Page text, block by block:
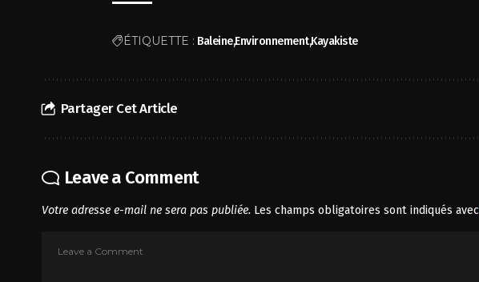
ÉTIQUETTE : BaleineEnvironnementKayakiste
Partager Cet Article
Leave a Comment
Votre adresse e-mail ne sera pas publiée. Les champs obligatoires sont indiqués avec